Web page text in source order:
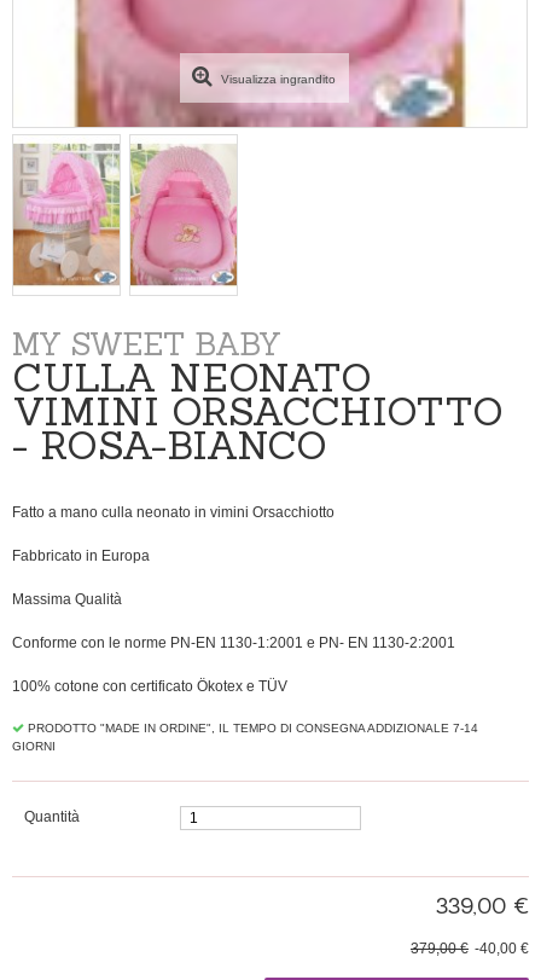
Visualizza ingrandito
MY SWEET BABY
CULLA NEONATO
VIMINI ORSACCHIOTTO
- ROSA-BIANCO
Fatto a mano culla neonato in vimini Orsacchiotto
Fabbricato in Europa
Massima Qualità
Conforme con le norme PN-EN 1130-1:2001 e PN- EN 1130-2:2001
100% cotone con certificato Ökotex e TÜV
PRODOTTO "MADE IN ORDINE", IL TEMPO DI CONSEGNA ADDIZIONALE 7-14
GIORNI
Quantità
339,00 €
-40,00 €
379,00 €